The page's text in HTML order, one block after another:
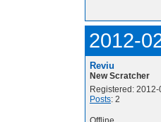
2012-
Reviu
New Scratcher
Registered: 2012-
Posts: 2